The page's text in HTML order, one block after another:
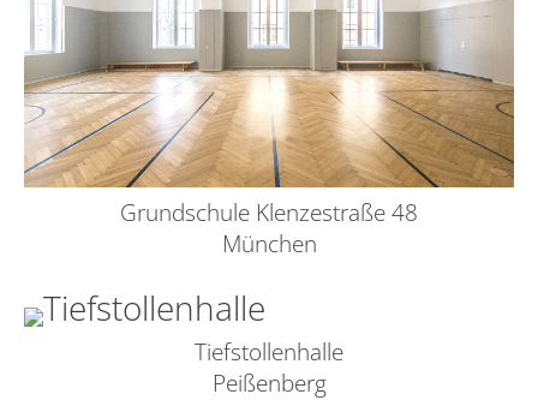
Grundschule Klenzestraße 48
München
Tiefstollenhalle
Peißenberg